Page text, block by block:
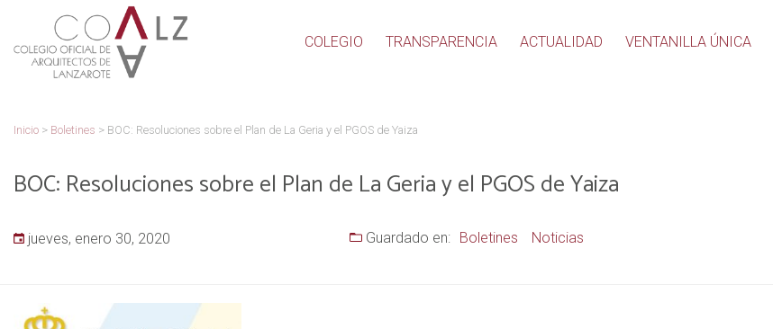
COLEGIO TRANSPARENCIA ACTUALIDAD VENTANILLA ÚNICA
Inicio > Boletines > BOC: Resoluciones sobre el Plan de La Geria y el PGOS de Yaiza
BOC: Resoluciones sobre el Plan de La Geria y el PGOS de Yaiza
jueves, enero 30, 2020 Guardado en: Boletines Noticias